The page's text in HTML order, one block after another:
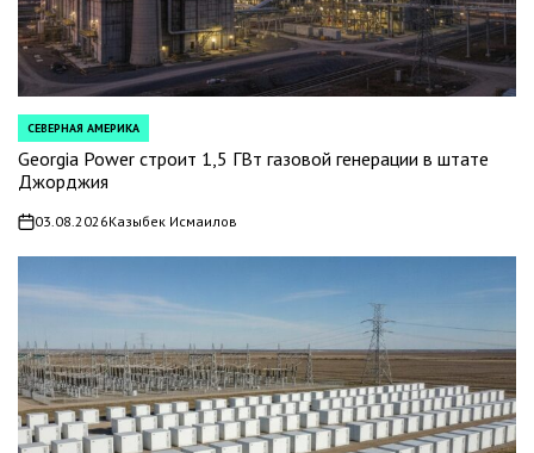
POSTED
IN
СЕВЕРНАЯ АМЕРИКА
Georgia Power строит 1,5 ГВт газовой генерации в штате
Джорджия
on03.08.2026Казыбек Исмаилов